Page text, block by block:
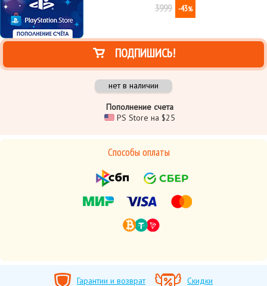
3999 -43%
ПОДПИШИСЬ!
нет в наличии
Пополнение счета
PS Store на $25
Способы оплаты
Гарантии и возврат Скидки